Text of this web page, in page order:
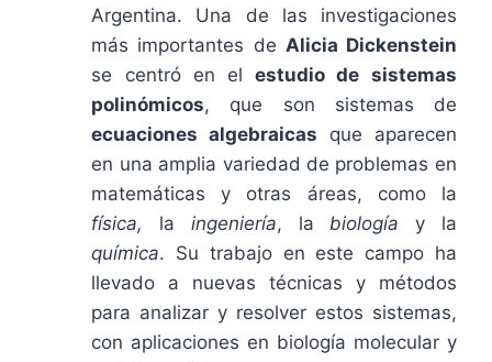
Argentina. Una de las investigaciones
más importantes de Alicia Dickenstein
se centró en elestudio de sistemas
polinómicos, que son sistemas de
ecuaciones algebraicas que aparecen
en una amplia variedad de problemas en
matemáticas y otras áreas, como la
física,
la ingeniería, labiología y la
química. Su trabajo en este campo ha
llevado a nuevas técnicas y métodos
para analizar y resolver estos sistemas,
con aplicaciones en biología molecular y